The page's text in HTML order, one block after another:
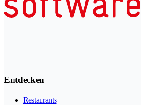
Entdecken
Restaurants